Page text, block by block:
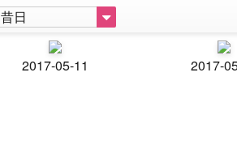
昔日
2017-05-11 2017-